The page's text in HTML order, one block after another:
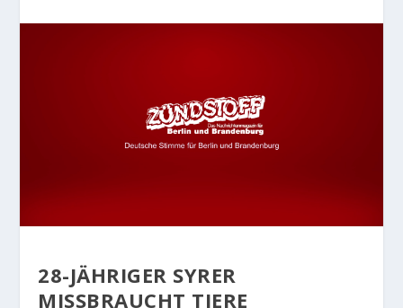
28-JÄHRIGER SYRER
MISSBRAUCHT TIERE